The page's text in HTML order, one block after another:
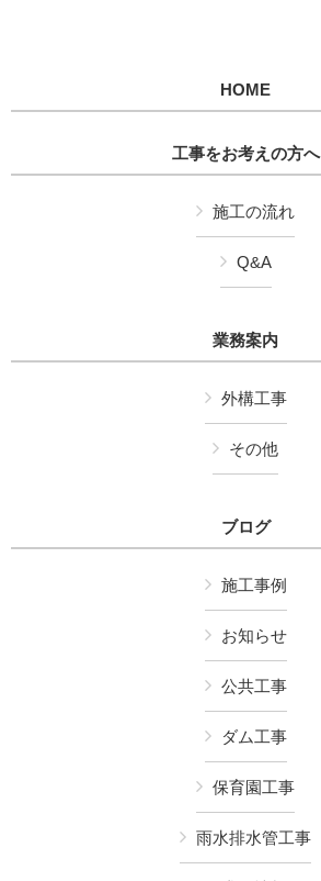
HOME
工事をお考えの方へ
施工の流れ
Q&A
業務案内
外構工事
その他
ブログ
施工事例
お知らせ
公共工事
ダム工事
保育園工事
雨水排水管工事